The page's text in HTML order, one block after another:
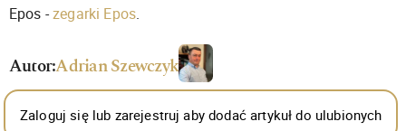
Epos -zegarki Epos.
Autor:Adrian Szewczyk
Zaloguj się lub zarejestruj aby dodać artykuł do ulubionych